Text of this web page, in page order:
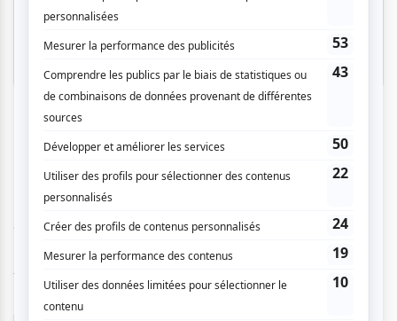
75.00 $
65.00 $
Présentée en première mondiale, La lettre au général
Franco puise librement dans le texte culte de Fernando
Arrabal.
Pedro Halffter signe la partition et la direction musicale,
tandis que le livret est cosigné par Kristian Frédric et
Michel Beaulac, qui y insufflent une charge émotionnelle